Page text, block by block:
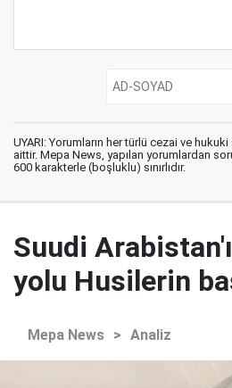
UYARI: Yorumların her türlü cezai ve
aittir. Mepa News, yapılan yorumlardan
600 karakterle (boşluklu) sınırlıdır.
Suudi
yolu Husilerin
Mepa News > Analiz